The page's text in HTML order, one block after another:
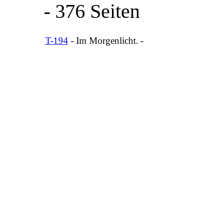
- 376 Seiten
T-194- Im Morgenlicht. -